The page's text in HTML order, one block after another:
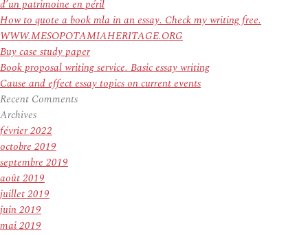
d’un patrimoine en péril
How to quote a book mla in an essay. Check my writing free.
WWW.MESOPOTAMIAHERITAGE.ORG
Buy case study paper
Book proposal writing service. Basic essay writing
Cause and effect essay topics on current events
Recent Comments
Archives
février 2022
octobre 2019
septembre 2019
août 2019
juillet 2019
juin 2019
mai 2019